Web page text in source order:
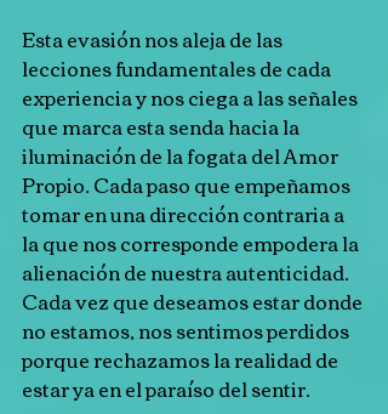
Esta evasión nos aleja de las
lecciones fundamentales de cada
experiencia y nos ciega a las señales
que marca esta senda hacia la
iluminación de la fogata del Amor
Propio. Cada paso que empeñamos
tomar en una dirección contraria a
la que nos corresponde empodera la
alienación de nuestra autenticidad.
Cada vez que deseamos estar donde
no estamos, nos sentimos perdidos
porque rechazamos la realidad de
estar ya en el paraíso del sentir.